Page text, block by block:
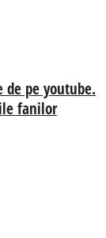
de pe youtube.
fanilor